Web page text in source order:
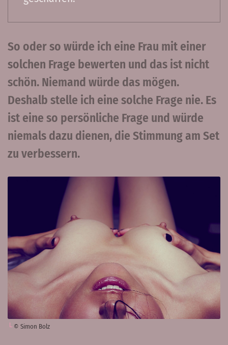
So oder so würde ich eine Frau mit einer
solchen Frage bewerten und das ist nicht
schön. Niemand würde das mögen.
Deshalb stelle ich eine solche Frage nie. Es
ist eine so persönliche Frage und würde
niemals dazu dienen, die Stimmung am Set
zu verbessern.
© Simon Bolz